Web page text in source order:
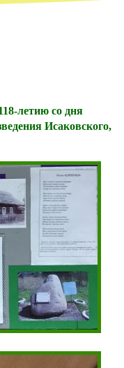
летию со дня
Исаковского,